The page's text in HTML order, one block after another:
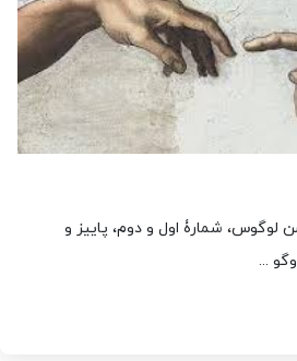
لوگوس، شمارۀ اول و دوم، پاییز و